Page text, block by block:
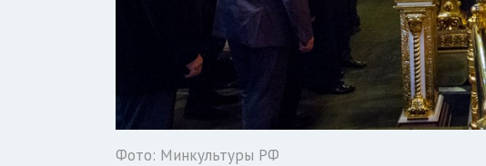
Фото: Минкультуры РФ